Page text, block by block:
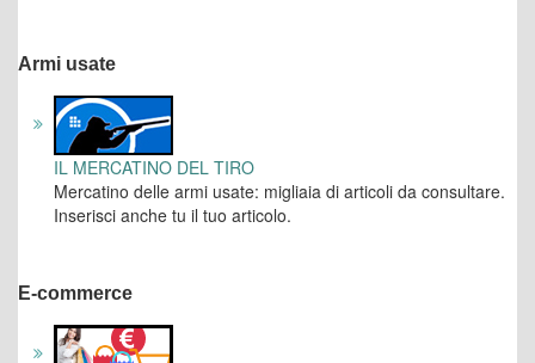
Armi usate
IL MERCATINO DEL TIRO
Mercatino delle armi usate: migliaia di articoli da consultare.
Inserisci anche tu il tuo articolo.
E-commerce